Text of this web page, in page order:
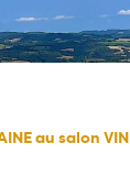
au salon